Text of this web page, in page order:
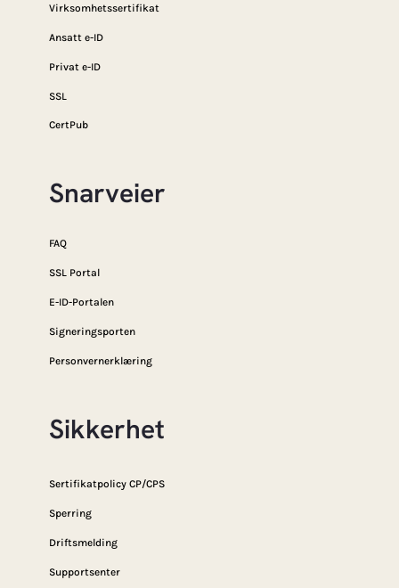
Virksomhetssertifikat
Ansatt e-ID
Privat e-ID
SSL
CertPub
Snarveier
FAQ
SSL Portal
E-ID-Portalen
Signeringsporten
Personvernerklæring
Sikkerhet
Sertifikatpolicy CP/CPS
Sperring
Driftsmelding
Supportsenter